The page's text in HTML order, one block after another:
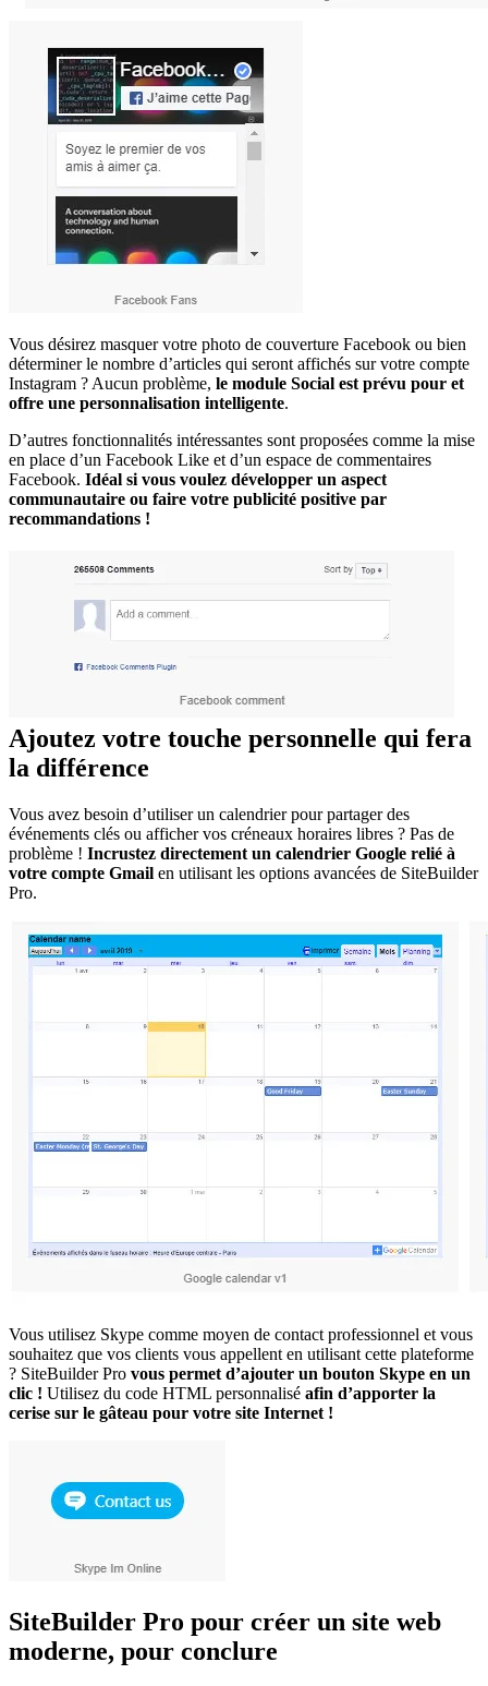
Vous désirez masquer votre photo de couverture Facebook ou bien
déterminer le nombre d’articles qui seront affichés sur votre compte
Instagram ? Aucun problème, le module Social est prévu pour et
offre une personnalisation intelligente.
D’autres fonctionnalités intéressantes sont proposées comme la mise
en place d’un Facebook Like et d’un espace de commentaires
Facebook. Idéal si vous voulez développer un aspect
communautaire ou faire votre publicité positive par
recommandations !
Ajoutez votre touche personnelle qui fera
la différence
Vous avez besoin d’utiliser un calendrier pour partager des
événements clés ou afficher vos créneaux horaires libres ? Pas de
problème ! Incrustez directement un calendrier Google relié à
votre compte Gmail en utilisant les options avancées de SiteBuilder
Pro.
Vous utilisez Skype comme moyen de contact professionnel et vous
souhaitez que vos clients vous appellent en utilisant cette plateforme
? SiteBuilder Pro vous permet d’ajouter un bouton Skype en un
clic ! Utilisez du code HTML personnalisé afin d’apporter la
cerise sur le gâteau pour votre site Internet !
SiteBuilder Pro pour créer un site web
moderne, pour conclure